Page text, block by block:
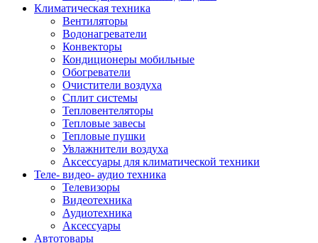
Климатическая техника
Вентиляторы
Водонагреватели
Конвекторы
Кондиционеры мобильные
Обогреватели
Очистители воздуха
Сплит системы
Тепловентеляторы
Тепловые завесы
Тепловые пушки
Увлажнители воздуха
Аксессуары для климатической техники
Теле- видео- аудио техника
Телевизоры
Видеотехника
Аудиотехника
Аксессуары
Автотовары